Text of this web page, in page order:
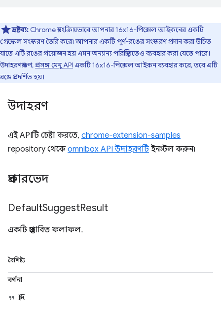
দ্রষ্টব্য: Chrome স্বয়ংক্রিয়ভাবে আপনার 16x16-পিক্সেল আইকনের একটি
গ্রেস্কেল সংস্করণ তৈরি করে৷ আপনার একটি পূর্ণ-রঙের সংস্করণ প্রদান করা উচিত
যাতে এটি রঙের প্রয়োজন হয় এমন অন্যান্য পরিস্থিতিতেও ব্যবহার করা যেতে পারে।
উদাহরণস্বরূপ,প্রসঙ্গ মেনু API একটি 16x16-পিক্সেল আইকন ব্যবহার করে, তবে এটি
রঙে প্রদর্শিত হয়।
উদাহরণ
এই APIটি চেষ্টা করতে, chrome-extension-samples
repository থেকেomnibox API উদাহরণটিইনস্টল করুন৷
প্রকারভেদ
DefaultSuggestResult
একটি প্রস্তাবিত ফলাফল.
বৈশিষ্ট্য
বর্ণনা
স্ট্রিং